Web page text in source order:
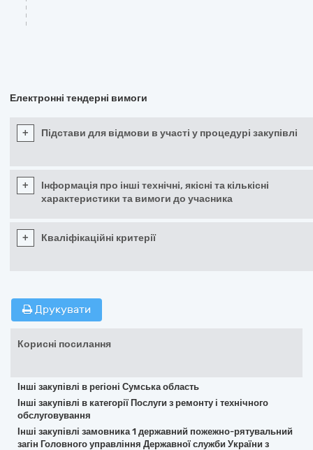
Електронні тендерні вимоги
+ Підстави для відмови в участі у процедурі закупівлі
+
Інформація про інші технічні, якісні та кількісні
характеристики та вимоги до учасника
+ Кваліфікаційні критерії
Друкувати
Корисні посилання
Інші закупівлі в регіоні Сумська область
Інші закупівлі в категорії Послуги з ремонту і технічного
обслуговування
Інші закупівлі замовника 1 державний пожежно-рятувальний
загін Головного управління Державної служби України з